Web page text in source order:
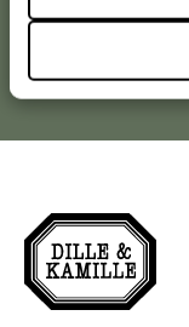
Service client en ligne